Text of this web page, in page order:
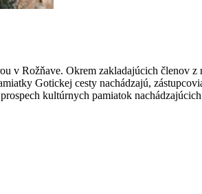
v Rožňave. Okrem zakladajúcich členov z
Gotickej cesty nachádzajú,
kultúrnych pamiatok